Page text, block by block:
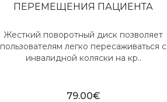
ПЕРЕМЕЩЕНИЯ ПАЦИЕНТА
Жесткий поворотный диск позволяет
пользователям легко пересаживаться с
инвалидной коляски на кр..
79.00€